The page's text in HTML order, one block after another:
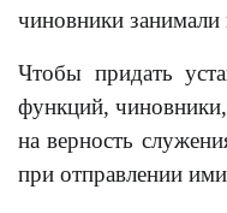
чиновники
Чтобы придать
функций,
на верность
при отправлении